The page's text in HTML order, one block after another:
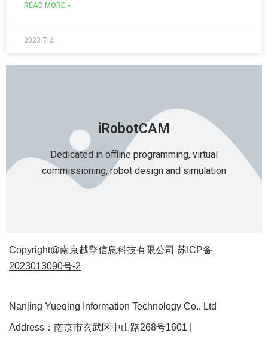
READ MORE »
2023.7.2.
iRobotCAM
Dedicated in offline programming, virtual
commissioning, robot design and simulation
Copyright@南京越擎信息科技有限公司 苏ICP备
2023013090号-2
Nanjing Yueqing Information Technology Co., Ltd
Address：南京市玄武区中山路268号1601 |